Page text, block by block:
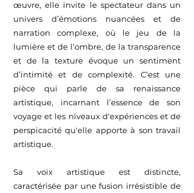
œuvre, elle invite le spectateur dans un
univers d’émotions nuancées et de
narration complexe, où le jeu de la
lumière et de l’ombre, de la transparence
et de la texture évoque un sentiment
d’intimité et de complexité. C’est une
pièce qui parle de sa renaissance
artistique, incarnant l’essence de son
voyage et les niveaux d'expériences et de
perspicacité qu'elle apporte à son travail
artistique.
Sa voix artistique est distincte,
caractérisée par une fusion irrésistible de